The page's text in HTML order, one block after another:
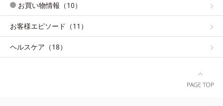
お買い物情報（10）
お客様エピソード（11）
ヘルスケア（18）